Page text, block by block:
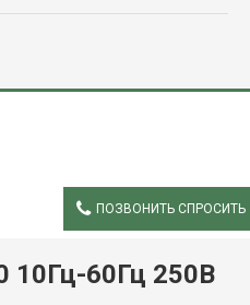
ПОЗВОНИТЬ СПРОСИТЬ
10Гц-60Гц 250В